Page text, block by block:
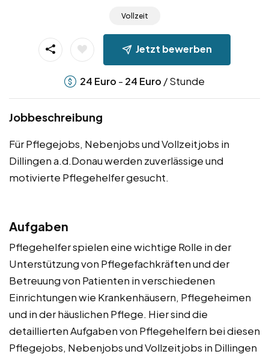
Vollzeit
Jetzt bewerben
24 Euro - 24 Euro / Stunde
Jobbeschreibung
Für Pflegejobs, Nebenjobs und Vollzeitjobs in
Dillingen a.d.Donau werden zuverlässige und
motivierte Pflegehelfer gesucht.
Aufgaben
Pflegehelfer spielen eine wichtige Rolle in der
Unterstützung von Pflegefachkräften und der
Betreuung von Patienten in verschiedenen
Einrichtungen wie Krankenhäusern, Pflegeheimen
und in der häuslichen Pflege. Hier sind die
detaillierten Aufgaben von Pflegehelfern bei diesen
Pflegejobs, Nebenjobs und Vollzeitjobs in Dillingen